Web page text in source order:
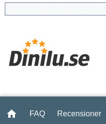
FAQ Recensioner